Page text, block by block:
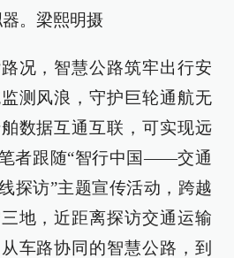
。梁熙明摄
况，智慧公路筑牢出行安
测风浪，守护巨轮通航无
数据互通互联，可实现远
者跟随“智行中国——交通
探访”主题宣传活动，跨越
地，近距离探访交通运输
车路协同的智慧公路，到